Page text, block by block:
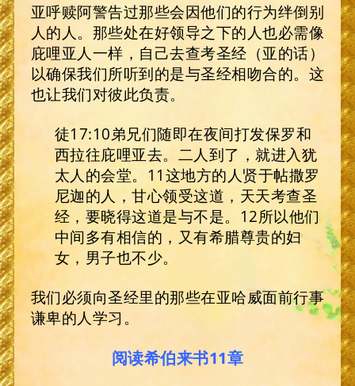
亚呼赎阿警告过那些会因他们的行为绊倒别
人的人。那些处在好领导之下的人也必需像
庇哩亚人一样，自己去查考圣经（亚的话）
以确保我们所听到的是与圣经相吻合的。这
也让我们对彼此负责。
徒17:10弟兄们随即在夜间打发保罗和
西拉往庇哩亚去。二人到了，就进入犹
太人的会堂。11这地方的人贤于帖撒罗
尼迦的人，甘心领受这道，天天考查圣
经，要晓得这道是与不是。12所以他们
中间多有相信的，又有希腊尊贵的妇
女，男子也不少。
我们必须向圣经里的那些在亚哈威面前行事
谦卑的人学习。
阅读希伯来书11章